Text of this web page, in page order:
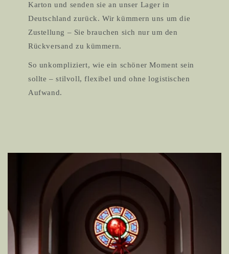
Karton und senden sie an unser Lager in
Deutschland zurück. Wir kümmern uns um die
Zustellung – Sie brauchen sich nur um den
Rückversand zu kümmern.
So unkompliziert, wie ein schöner Moment sein
sollte – stilvoll, flexibel und ohne logistischen
Aufwand.